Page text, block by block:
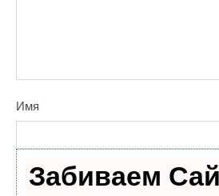
Имя
Забиваем